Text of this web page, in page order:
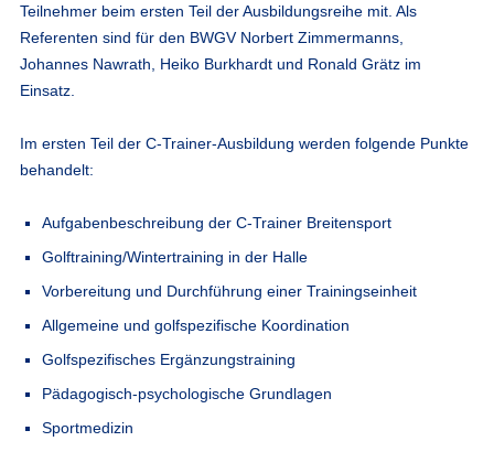
Teilnehmer beim ersten Teil der Ausbildungsreihe mit. Als
Referenten sind für den BWGV Norbert Zimmermanns,
Johannes Nawrath, Heiko Burkhardt und Ronald Grätz im
Einsatz.
Im ersten Teil der C-Trainer-Ausbildung werden folgende Punkte
behandelt:
Aufgabenbeschreibung der C-Trainer Breitensport
Golftraining/Wintertraining in der Halle
Vorbereitung und Durchführung einer Trainingseinheit
Allgemeine und golfspezifische Koordination
Golfspezifisches Ergänzungstraining
Pädagogisch-psychologische Grundlagen
Sportmedizin